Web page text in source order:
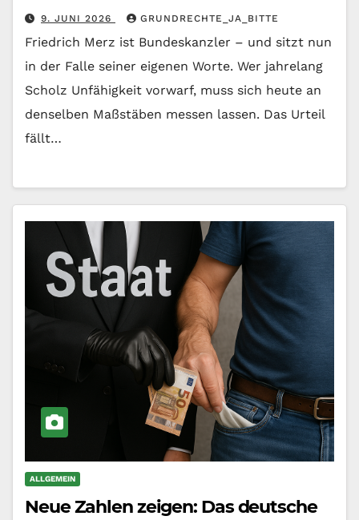
9. JUNI 2026 GRUNDRECHTE_JA_BITTE
Friedrich Merz ist Bundeskanzler – und sitzt nun
in der Falle seiner eigenen Worte. Wer jahrelang
Scholz Unfähigkeit vorwarf, muss sich heute an
denselben Maßstäben messen lassen. Das Urteil
fällt…
ALLGEMEIN
Neue Zahlen zeigen: Das deutsche